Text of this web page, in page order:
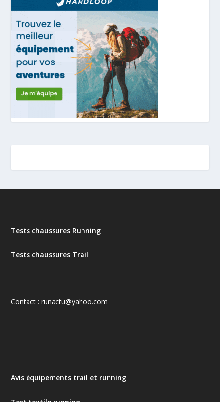
Tests chaussures Running
Tests chaussures Trail
Contact : runactu@yahoo.com
Avis équipements trail et running